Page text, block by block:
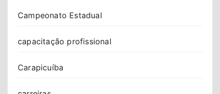
Campeonato Estadual
capacitação profissional
Carapicuíba